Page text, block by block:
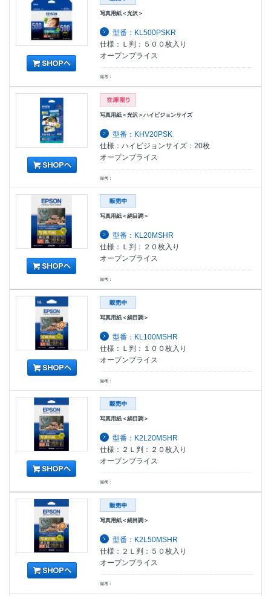
写真用紙＜光沢＞
型番：KL500PSKR
仕様：Ｌ判：５００枚入り
オープンプライス
備考：
写真用紙＜光沢＞ハイビジョンサイズ
型番：KHV20PSK
仕様：ハイビジョンサイズ：20枚
オープンプライス
備考：
写真用紙＜絹目調＞
型番：KL20MSHR
仕様：Ｌ判：２０枚入り
オープンプライス
備考：
写真用紙＜絹目調＞
型番：KL100MSHR
仕様：Ｌ判：１００枚入り
オープンプライス
備考：
写真用紙＜絹目調＞
型番：K2L20MSHR
仕様：２Ｌ判：２０枚入り
オープンプライス
備考：
写真用紙＜絹目調＞
型番：K2L50MSHR
仕様：２Ｌ判：５０枚入り
オープンプライス
備考：